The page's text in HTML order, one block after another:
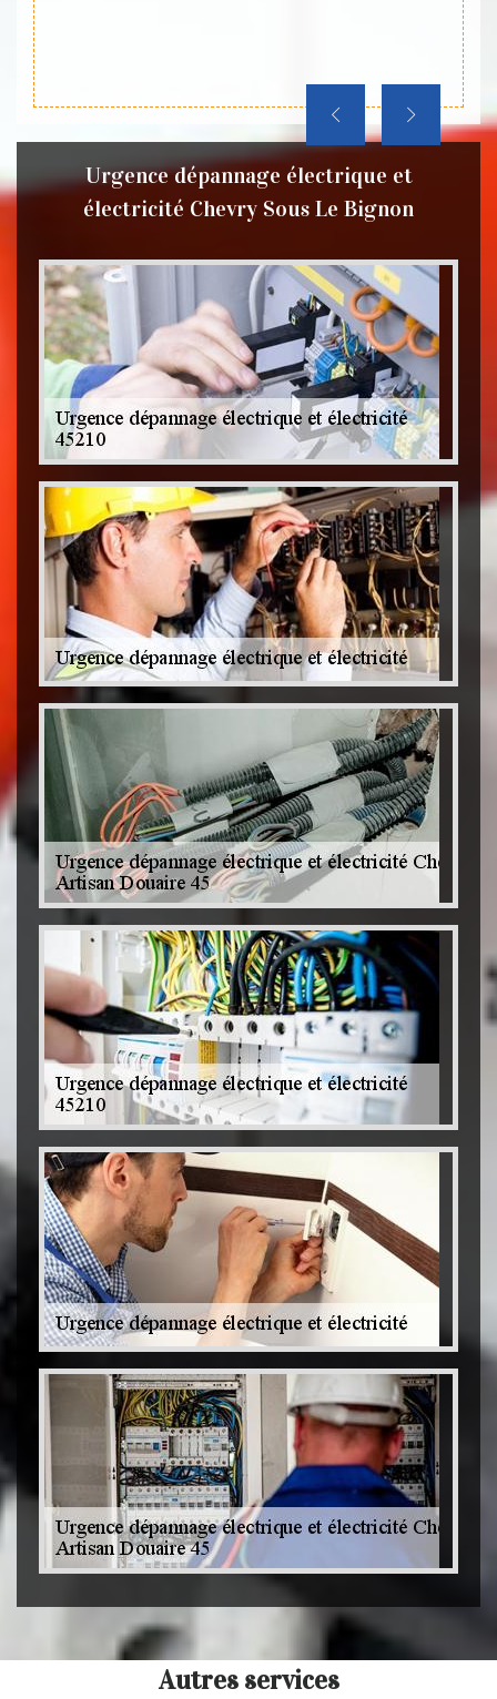
Urgence dépannage électrique et
électricité Chevry Sous Le Bignon
Autres services